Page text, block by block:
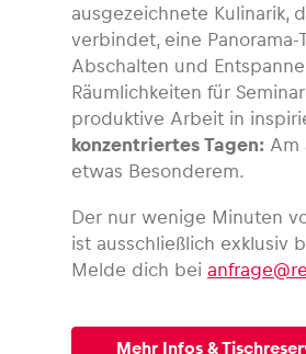
ausgezeichnete Kulinarik,
verbindet, eine
Abschalten und
Räumlichkeiten für
produktive Arbeit in
konzentriertes Tagen: Am
etwas Besonderem.
Der nur wenige Minuten
ist ausschließlich exklusiv
Melde dich bei
Mehr Infos &